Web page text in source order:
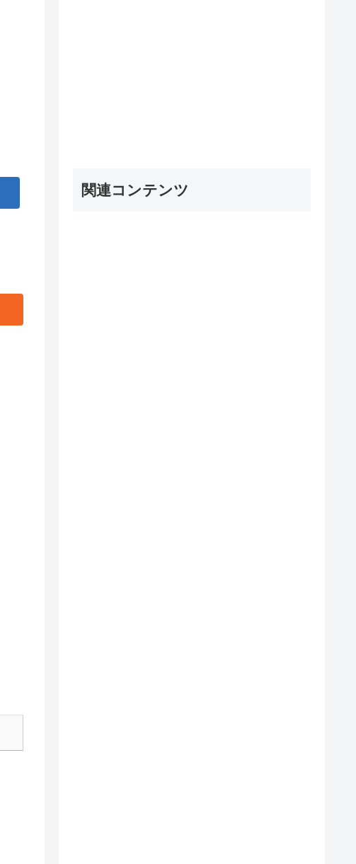
関連コンテンツ